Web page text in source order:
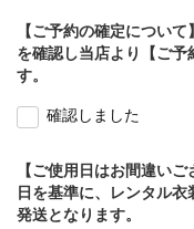
【ご予約の確定につい
を確認し当店より【ご予
す。
確認しました
【ご使用日はお間違い
日を基準に、レンタル
発送となります。